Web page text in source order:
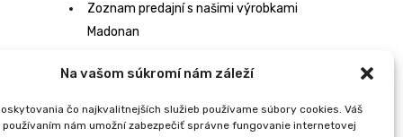
Na vašom súkromí nám záleží
čo najkvalitnejších služieb používame súbory cookies. Váš
nám umožní zabezpečiť správne fungovanie internetovej
Zoznam predajní s našimi výrobkami
Madonan